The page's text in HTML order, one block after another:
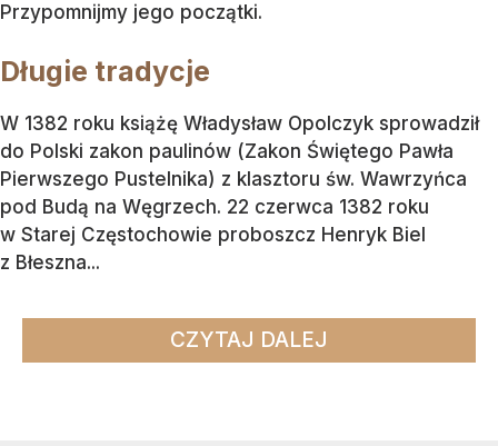
Przypomnijmy jego początki.
Długie tradycje
W 1382 roku książę Władysław Opolczyk sprowadził
do Polski zakon paulinów (Zakon Świętego Pawła
Pierwszego Pustelnika) z klasztoru św. Wawrzyńca
pod Budą na Węgrzech. 22 czerwca 1382 roku
w Starej Częstochowie proboszcz Henryk Biel
z Błeszna...
CZYTAJ DALEJ